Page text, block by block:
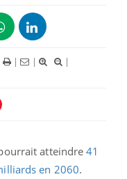
| |
|
atteindre41
en 2060.